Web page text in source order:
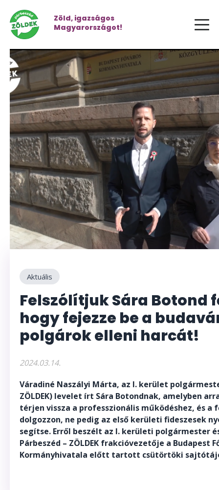
Zöld, igazságos
Magyarországot!
Aktuális
Felszólítjuk Sára Botond
hogy fejezze be a
polgárok elleni harcát!
2024.03.14.
Váradiné Naszályi Márta, az I. kerület
ZÖLDEK) levelet írt Sára Botondnak, amelyben
térjen vissza a professzionális működéshez, és a
dolgozzon, ne pedig az első kerületi fideszesek
segítse. Erről beszélt az I. kerületi polgármester
Párbeszéd – ZÖLDEK frakcióvezetője a Budapest
Kormányhivatala előtt tartott csütörtöki